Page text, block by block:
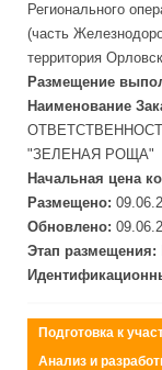
Регионального
(часть
территория
Размещение
Наименование
"ЗЕЛЕНАЯ РОЩА"
Начальная цена
Размещено:
Обновлено:
Этап размещения:
Подготовка к
Анализ и